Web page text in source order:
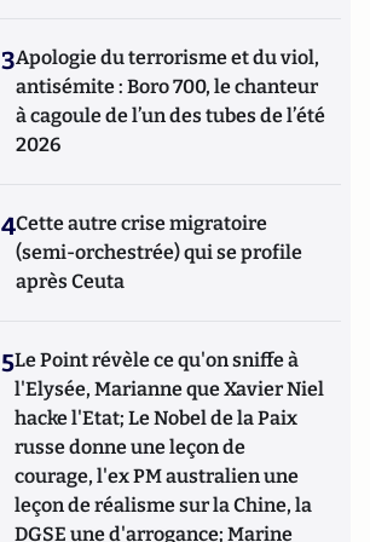
3Apologie du terrorisme et du viol,
antisémite : Boro 700, le chanteur
à cagoule de l’un des tubes de l’été
2026
4Cette autre crise migratoire
(semi-orchestrée) qui se profile
après Ceuta
5Le Point révèle ce qu'on sniffe à
l'Elysée, Marianne que Xavier Niel
hacke l'Etat; Le Nobel de la Paix
russe donne une leçon de
courage, l'ex PM australien une
leçon de réalisme sur la Chine, la
DGSE une d'arrogance; Marine